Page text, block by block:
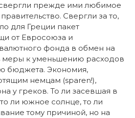
прежде ими любимое
Свергли за то,
для Греции пакет
от Евросоюза и
фонда в обмен на
меры к уменьшению расходов
бюджета. Экономия,
немцам (sparen!),
у греков. То ли засевшая в
ли южное солнце, то ли
тому причиной, но на